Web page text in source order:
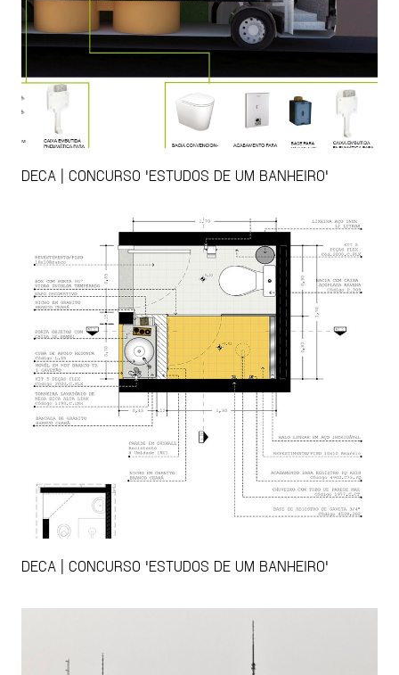
DECA | CONCURSO 'ESTUDOS DE UM BANHEIRO'
DECA | CONCURSO 'ESTUDOS DE UM BANHEIRO'